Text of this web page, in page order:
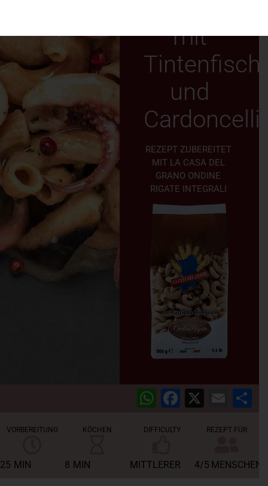
mit
Tintenfisch
und
Cardoncelli
REZEPT ZUBEREITET
MIT LA CASA DEL
GRANO ONDINE
RIGATE INTEGRALI
WhatsApp
Facebook
X
VORBEREITUNG
25 MIN
KÖCHEN
8 MIN
DIFFICULTY
MITTLERER
REZEPT FÜR
4/5 MENSCHEN